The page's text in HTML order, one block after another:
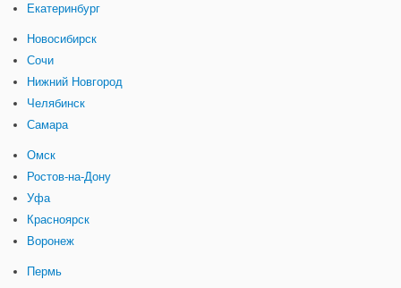
Екатеринбург
Новосибирск
Сочи
Нижний Новгород
Челябинск
Самара
Омск
Ростов-на-Дону
Уфа
Красноярск
Воронеж
Пермь